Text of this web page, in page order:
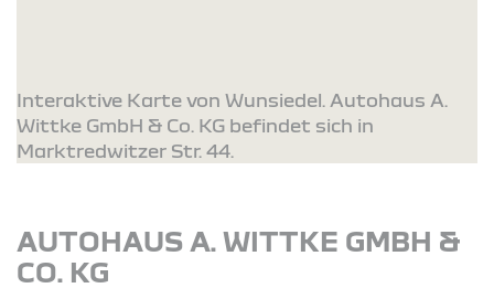
Interaktive Karte von Wunsiedel. Autohaus A.
Wittke GmbH & Co. KG befindet sich in
Marktredwitzer Str. 44.
AUTOHAUS A. WITTKE GMBH &
CO. KG